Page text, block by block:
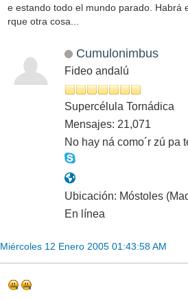
e estando todo el mundo parado. Habrá
rque otra cosa...
Cumulonimbus
Fideo andalú
Supercélula Tornádica
Mensajes: 21,071
No hay ná como´r zú pa
Ubicación: Móstoles
En línea
Miércoles 12 Enero 2005 01:43:58 AM